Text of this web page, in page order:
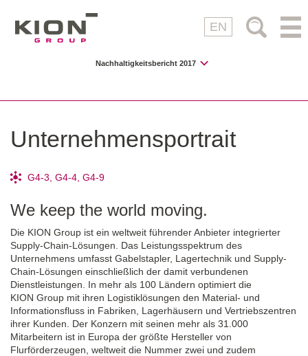
Nachhaltigkeitsbericht 2017
EN
Unternehmensportrait
G4-3 G4-4 G4-9
We keep the world moving.
Die KION Group ist ein weltweit führender Anbieter integrierter
Supply-Chain-Lösungen. Das Leistungsspektrum des
Unternehmens umfasst Gabelstapler, Lagertechnik und Supply-
Chain-Lösungen einschließlich der damit verbundenen
Dienstleistungen. In mehr als 100 Ländern optimiert die
KION Group mit ihren Logistiklösungen den Material- und
Informationsfluss in Fabriken, Lagerhäusern und Vertriebszentren
ihrer Kunden. Der Konzern mit seinen mehr als 31.000
Mitarbeitern ist in Europa der größte Hersteller von
Flurförderzeugen, weltweit die Nummer zwei und zudem